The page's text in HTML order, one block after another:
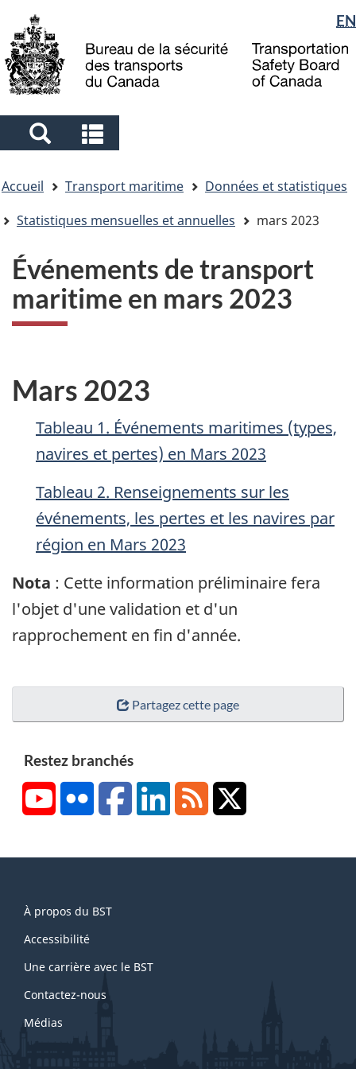
to
main
to
"About
government"
à
la
Sélection
de
la
langue
EN
Search
and
menus
and
menus
êtes
ici
Accueil Transport maritime
Données et statistiques
Statistiques mensuelles et annuelles
mars 2023
Événements de transport
maritime en mars 2023
Mars 2023
Tableau 1. Événements maritimes (types,
navires et pertes) en Mars 2023
Tableau 2. Renseignements sur les
événements, les pertes et les navires par
région en Mars 2023
Nota : Cette information préliminaire fera
l'objet d'une validation et d'un
rapprochement en fin d'année.
Partagez cette page
Restez branchés
YouTubeFlickr FacebookLinkedInRSS
this
site
À propos du BST
Accessibilité
Une carrière avec le BST
Contactez-nous
Médias